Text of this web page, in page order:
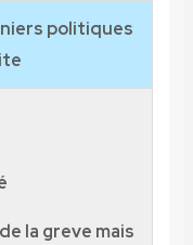
politiques
la greve mais